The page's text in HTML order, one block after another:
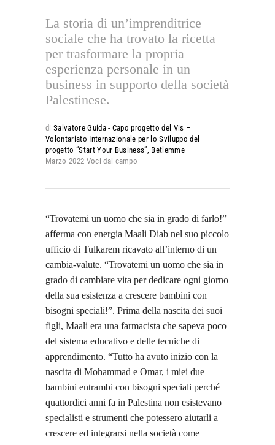
La storia di un’imprenditrice
sociale che ha trovato la ricetta
per trasformare la propria
esperienza personale in un
business in supporto della società
Palestinese.
di Salvatore Guida - Capo progetto del Vis –
Volontariato Internazionale per lo Sviluppo del
progetto “Start Your Business”, Betlemme
Marzo 2022 Voci dal campo
“Trovatemi un uomo che sia in grado di farlo!”
afferma con energia Maali Diab nel suo piccolo
ufficio di Tulkarem ricavato all’interno di un
cambia-valute. “Trovatemi un uomo che sia in
grado di cambiare vita per dedicare ogni giorno
della sua esistenza a crescere bambini con
bisogni speciali!”. Prima della nascita dei suoi
figli, Maali era una farmacista che sapeva poco
del sistema educativo e delle tecniche di
apprendimento. “Tutto ha avuto inizio con la
nascita di Mohammad e Omar, i miei due
bambini entrambi con bisogni speciali perché
quattordici anni fa in Palestina non esistevano
specialisti e strumenti che potessero aiutarli a
crescere ed integrarsi nella società come